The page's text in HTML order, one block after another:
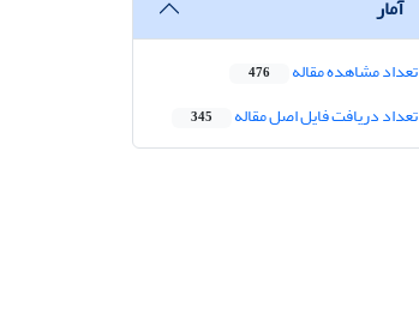
آمار
تعداد مشاهده مقاله 476
تعداد دریافت فایل اصل مقاله 345